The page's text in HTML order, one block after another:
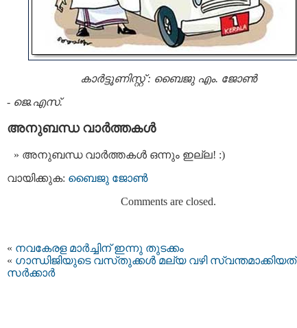
കാര്‍ട്ടൂണിസ്റ്റ് : ബൈജു എം. ജോണ്‍
- ജെ.എസ്.
അനുബന്ധ വാര്‍ത്തകള്‍
അനുബന്ധ വാര്‍ത്തകള്‍ ഒന്നും ഇല്ല! :)
വായിക്കുക: ബൈജു ജോണ്‍
Comments are closed.
« നവകേരള മാര്‍ച്ചിന് ഇന്നു തുടക്കം
« ഗാന്ധിജിയുടെ വസ്‌തുക്കള്‍ മല്യ വഴി സ്വന്തമാക്കിയത്‌
സര്‍ക്കാര്‍